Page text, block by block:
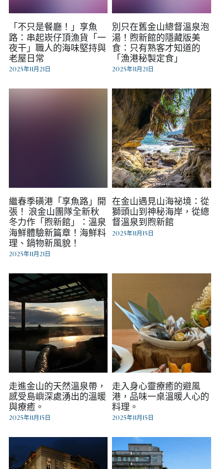
「不只是餐廳！」享魚
路：串起崁仔頂漁貨「一
夜干」職人的海味堅持與
老屋日常
2025年11月21日
別只在舊金山總督溫泉泡
湯！煦新館的隱藏版美
食：只有熟客才知道的
「漁港秘製定食」
2025年11月21日
繼春季磺港「享魚路」開
張！ 浪金山團隊全新秋
冬力作「煦新館」：溫泉
海鮮體驗新篇章！海鮮料
理、鍋物新風貌！
2025年11月21日
在金山遇見山海祕境：從
獅頭山到神秘海岸，從總
督溫泉到煦新館
2025年11月15日
走進金山的天然溫泉帶，
感受島嶼深處湧出的溫暖
與療癒。
2025年11月15日
走入身心靈療癒的避風
港，品味一桌溫暖人心的
料理。
2025年11月15日